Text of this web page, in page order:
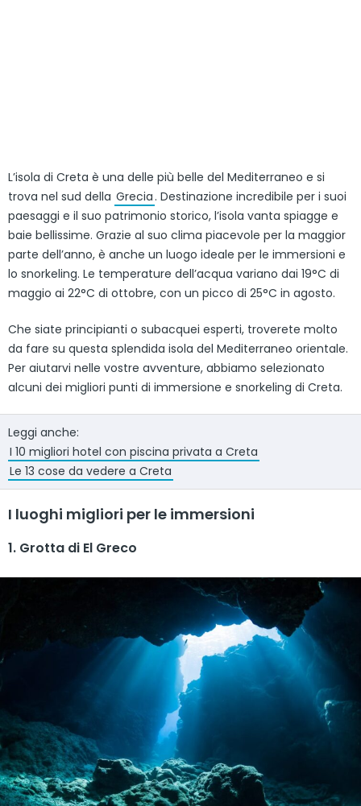
L’isola di Creta è una delle più belle del Mediterraneo e si
trova nel sud della Grecia . Destinazione incredibile per i suoi
paesaggi e il suo patrimonio storico, l’isola vanta spiagge e
baie bellissime. Grazie al suo clima piacevole per la maggior
parte dell’anno, è anche un luogo ideale per le immersioni e
lo snorkeling. Le temperature dell’acqua variano dai 19°C di
maggio ai 22°C di ottobre, con un picco di 25°C in agosto.
Che siate principianti o subacquei esperti, troverete molto
da fare su questa splendida isola del Mediterraneo orientale.
Per aiutarvi nelle vostre avventure, abbiamo selezionato
alcuni dei migliori punti di immersione e snorkeling di Creta.
Leggi anche:
I 10 migliori hotel con piscina privata a Creta
Le 13 cose da vedere a Creta
I luoghi migliori per le immersioni
1. Grotta di El Greco